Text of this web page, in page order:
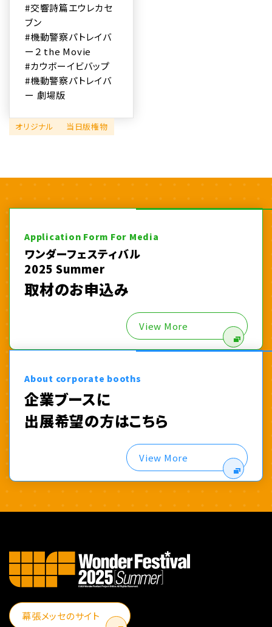
#交響詩篇エウレカセ
ブン
#機動警察パトレイバ
ー２ the Movie
#カウボーイビバップ
#機動警察パトレイバ
ー 劇場版
オリジナル 当日版権物
Application Form For Media
ワンダーフェスティバル
2025 Summer
取材のお申込み
View More
About corporate booths
企業ブースに
出展希望の方はこちら
View More
幕張メッセのサイト